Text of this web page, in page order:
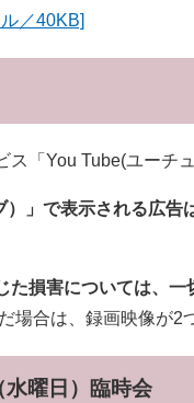
／40KB]
ス「You Tube(ユーチ
）」で表示される広
た損害については、一
場合は、録画映像が2
曜日）臨時会